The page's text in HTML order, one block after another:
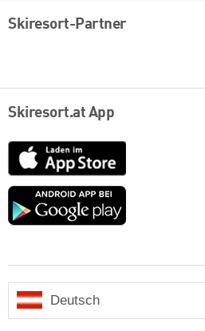
Skiresort-Partner
Skiresort.at App
App
Store
Google
Deutsch